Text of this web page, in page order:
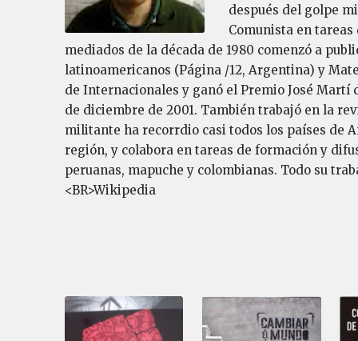
después del golpe
Comunista en
mediados de la década de 1980 comenzó a
latinoamericanos (Página /12, Argentina) y
de Internacionales y ganó el Premio José
de diciembre de 2001. También trabajó en la
militante ha recorrdio casi todos los países de
región, y colabora en tareas de formación y
peruanas, mapuche y colombianas. Todo su
<BR>Wikipedia